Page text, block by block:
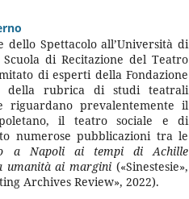
dello Spettacolo all’Università di
di Recitazione del Teatro
di esperti della Fondazione
della rubrica di studi teatrali
riguardano prevalentemente il
il teatro sociale e di
numerose pubblicazioni tra le
a Napoli ai tempi di Achille
umanità ai margini(«Sinestesie»,
Archives Review», 2022).